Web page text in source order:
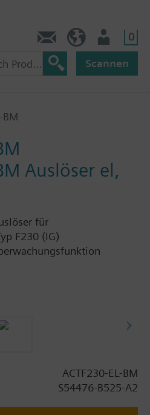
0
Scannen
BM
Auslöser el,
für
F230 (IG)
auf
Sinorix Löschanlage
mit integrierter LED
blockiert (rot) /
beiden Betriebsstellungen
gleichschliessend mit 2
ACTF230-EL-BM
S54476-B525-A2